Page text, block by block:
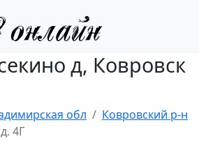
д, Ковровск
обл
Ковровский р-н
д. 4Г